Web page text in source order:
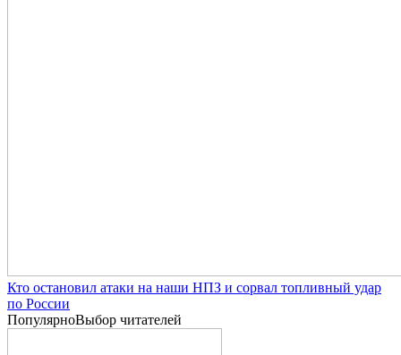
Кто остановил атаки на наши НПЗ и сорвал топливный удар
по России
ПопулярноВыбор читателей